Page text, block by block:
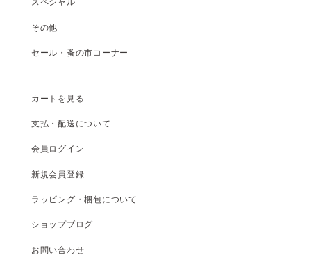
スペシャル
その他
セール・蚤の市コーナー
カートを見る
支払 ・配送について
会員ログイン
新規会員登録
ラッピング・梱包について
ショップブログ
お問い合わせ